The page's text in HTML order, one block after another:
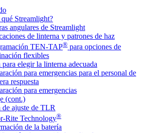
qué Streamlight?
angulares de Streamlight
de linterna y patrones de haz
TEN-TAP® para opciones de
flexibles
para elegir la linterna adecuada
para emergencias para el personal de
respuesta
para emergencias
(cont.)
de ajuste de TLR
Rite Technology®
de la batería